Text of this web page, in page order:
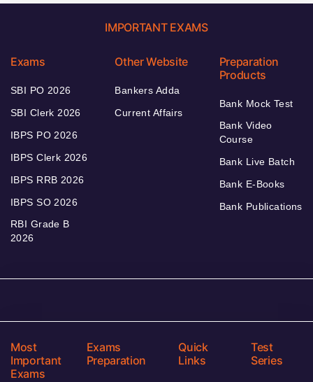
IMPORTANT EXAMS
Exams
SBI PO 2026
SBI Clerk 2026
IBPS PO 2026
IBPS Clerk 2026
IBPS RRB 2026
IBPS SO 2026
RBI Grade B
2026
Other Website
Bankers Adda
Current Affairs
Preparation
Products
Bank Mock Test
Bank Video
Course
Bank Live Batch
Bank E-Books
Bank Publications
Most
Important
Exams
Exams
Preparation
Quick
Links
Test
Series